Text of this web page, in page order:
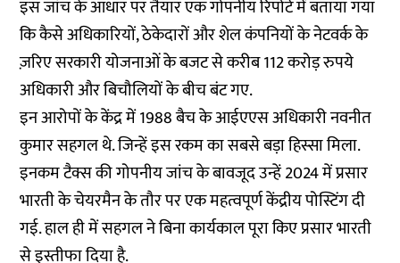
इस जांच के आधार पर तैयार एक गोपनीय रिपोर्ट में बताया गया
कि कैसे अधिकारियों, ठेकेदारों और शेल कंपनियों के नेटवर्क के
ज़रिए सरकारी योजनाओं के बजट से करीब 112 करोड़ रुपये
अधिकारी और बिचौलियों के बीच बंट गए.
इन आरोपों के केंद्र में 1988 बैच के आईएएस अधिकारी नवनीत
कुमार सहगल थे. जिन्हें इस रकम का सबसे बड़ा हिस्सा मिला.
इनकम टैक्स की गोपनीय जांच के बावजूद उन्हें 2024 में प्रसार
भारती के चेयरमैन के तौर पर एक महत्वपूर्ण केंद्रीय पोस्टिंग दी
गई. हाल ही में सहगल ने बिना कार्यकाल पूरा किए प्रसार भारती
से इस्तीफा दिया है.